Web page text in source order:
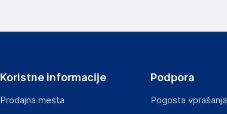
Koristne informacije
Prodajna mesta
Podpora
Pogosta vprašanja